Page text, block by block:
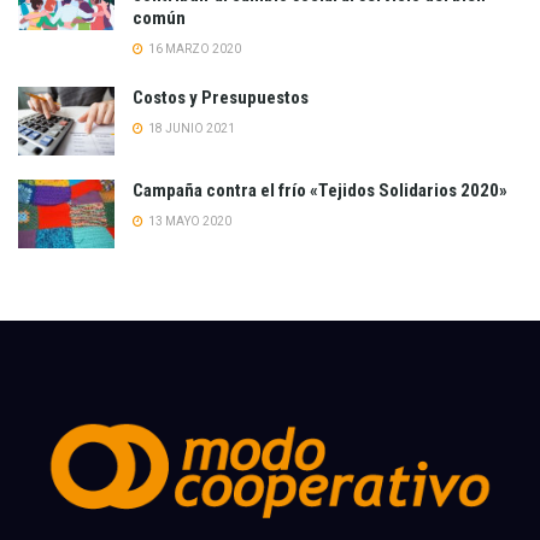
común
16 MARZO 2020
Costos y Presupuestos
18 JUNIO 2021
Campaña contra el frío «Tejidos Solidarios 2020»
13 MAYO 2020